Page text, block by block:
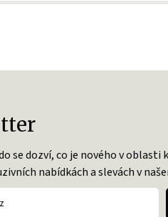
se dozví, co je nového v oblasti
nabídkách a slevách v